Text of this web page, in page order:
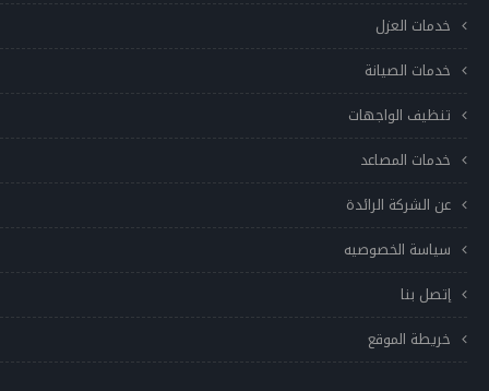
خدمات العزل
خدمات الصيانة
تنظيف الواجهات
خدمات المصاعد
عن الشركة الرائدة
سياسة الخصوصيه
إتصل بنا
خريطة الموقع